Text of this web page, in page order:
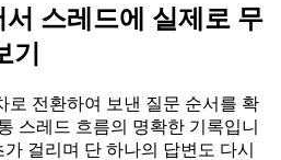
스레드에 실제로 무
기
로 전환하여 보낸 질문 순서를 확
스레드 흐름의 명확한 기록입니
걸리며 단 하나의 답변도 다시